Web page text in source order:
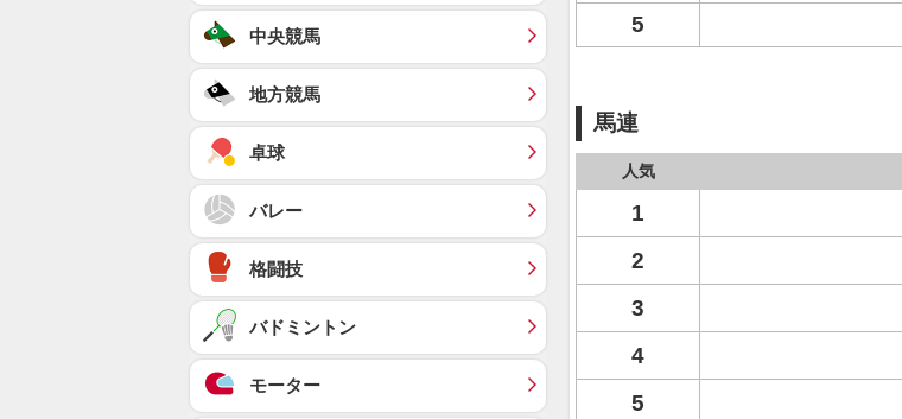
5
馬連
人気
1
2
3
4
5
中央競馬
地方競馬
卓球
バレー
格闘技
バドミントン
モーター